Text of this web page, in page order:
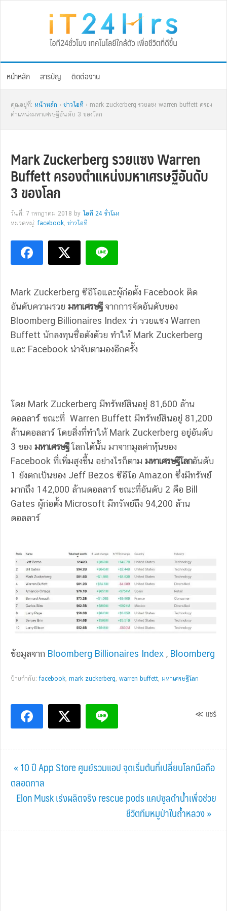
หน้าหลัก สารบัญ ติดต่องาน
คุณอยู่ที่: หน้าหลัก › ข่าวไอที › mark zuckerberg รวยแซง warren buffett ครอง
ตำแหน่งมหาเศรษฐีอันดับ 3 ของโลก
Mark Zuckerberg รวยแซง Warren
Buffett ครองตำแหน่งมหาเศรษฐีอันดับ
3 ของโลก
วันที่: 7 กรกฎาคม 2018 by ไอที 24 ชั่วโมง
หมวดหมู่:facebook, ข่าวไอที
Mark Zuckerberg ซีอีโอและผู้ก่อตั้ง Facebook ติด
อันดับความรวย มหาเศรษฐีจากการจัดอันดับของ
Bloomberg Billionaires Index ว่า รวยแซง Warren
Buffett นักลงทุนชื่อดังด้วย ทำให้ Mark Zuckerberg
และ Facebook น่าจับตามองอีกครั้ง
โดย Mark Zuckerberg มีทรัพย์สินอยู่ 81,600 ล้าน
ดอลลาร์ ขณะที่ Warren Buffett มีทรัพย์สินอยู่ 81,200
ล้านดอลลาร์ โดยสิ่งที่ทำให้ Mark Zuckerberg อยู่อันดับ
3 ของ มหาเศรษฐีโลกได้นั้น มาจากมูลค่าหุ้นของ
Facebook ที่เพิ่มสูงขึ้น อย่างไรก็ตาม มหาเศรษฐีโลกอันดับ
1 ยังตกเป็นของ Jeff Bezos ซีอีโอ Amazon ซึ่งมีทรัพย์
มากถึง 142,000 ล้านดอลลาร์ ขณะที่อันดับ 2 คือ Bill
Gates ผู้ก่อตั้ง Microsoft มีทรัพย์ถึง 94,200 ล้าน
ดอลลาร์
ข้อมูลจาก Bloomberg Billionaires Index , Bloomberg
ป้ายกำกับ:facebook, mark zuckerberg, warren buffett, มหาเศรษฐีโลก
≪ แชร์
Previous
Post:
« 10 ปี App Store ศูนย์รวมแอป จุดเริ่มต้นที่เปลี่ยนโลกมือถือ
ตลอดกาล
Next
Elon Musk เร่งผลิตจริง rescue pods แคปซูลดำน้ำเพื่อช่วย
ชีวิตทีมหมูป่าในถ้ำหลวง »